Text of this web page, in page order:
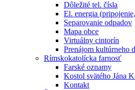
Dôležité tel. čísla
El. energia
Separovanie odpadov
Mapa obce
Virtuálny cintorín
Prenájom kultúrneho
Rímskokatolícka farnosť
Farské oznamy
Kostol svätého Jána
Kontakt